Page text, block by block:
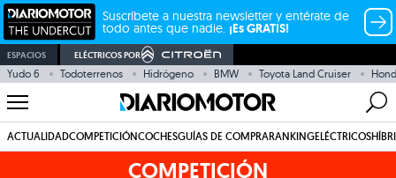
Suscríbete a nuestra newsletter y entérate de
todo antes que nadie. ¡Es GRATIS!
ESPACIOS ELÉCTRICOS POR
Yudo 6 Todoterrenos Hidrógeno BMW Toyota Land Cruiser
ACTUALIDADCOMPETICIÓNCOCHESGUÍAS DE COMPRARANKINGELÉCTRICOS
COMPETICIÓN